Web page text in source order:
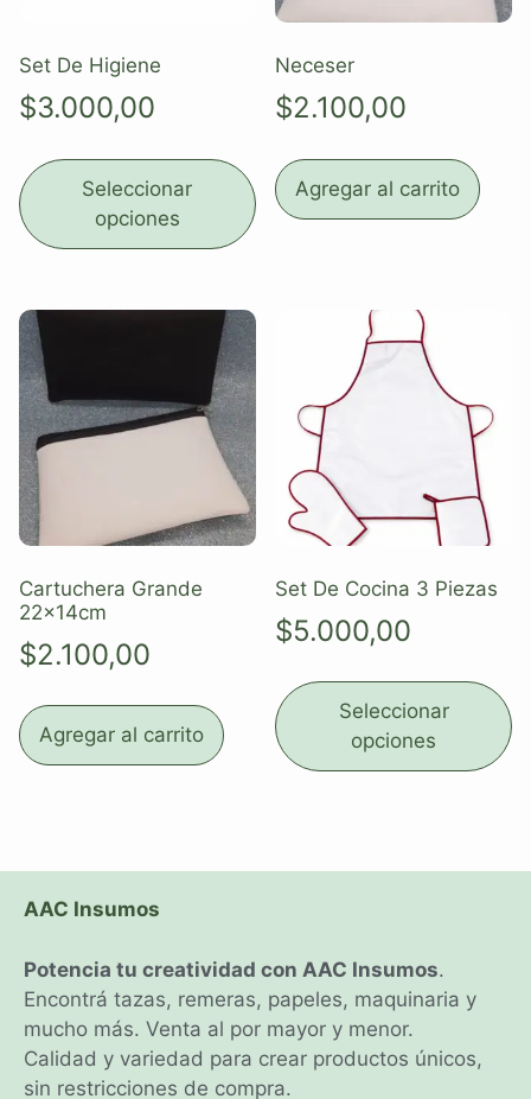
Set De Higiene
$3.000,00
Seleccionar
opciones
Neceser
$2.100,00
Agregar al carrito
Cartuchera Grande
22x14cm
$2.100,00
Agregar al carrito
Set De Cocina 3 Piezas
$5.000,00
Seleccionar
opciones
AAC Insumos
Potencia tu creatividad con AAC Insumos.
Encontrá tazas, remeras, papeles, maquinaria y
mucho más. Venta al por mayor y menor.
Calidad y variedad para crear productos únicos,
sin restricciones de compra.